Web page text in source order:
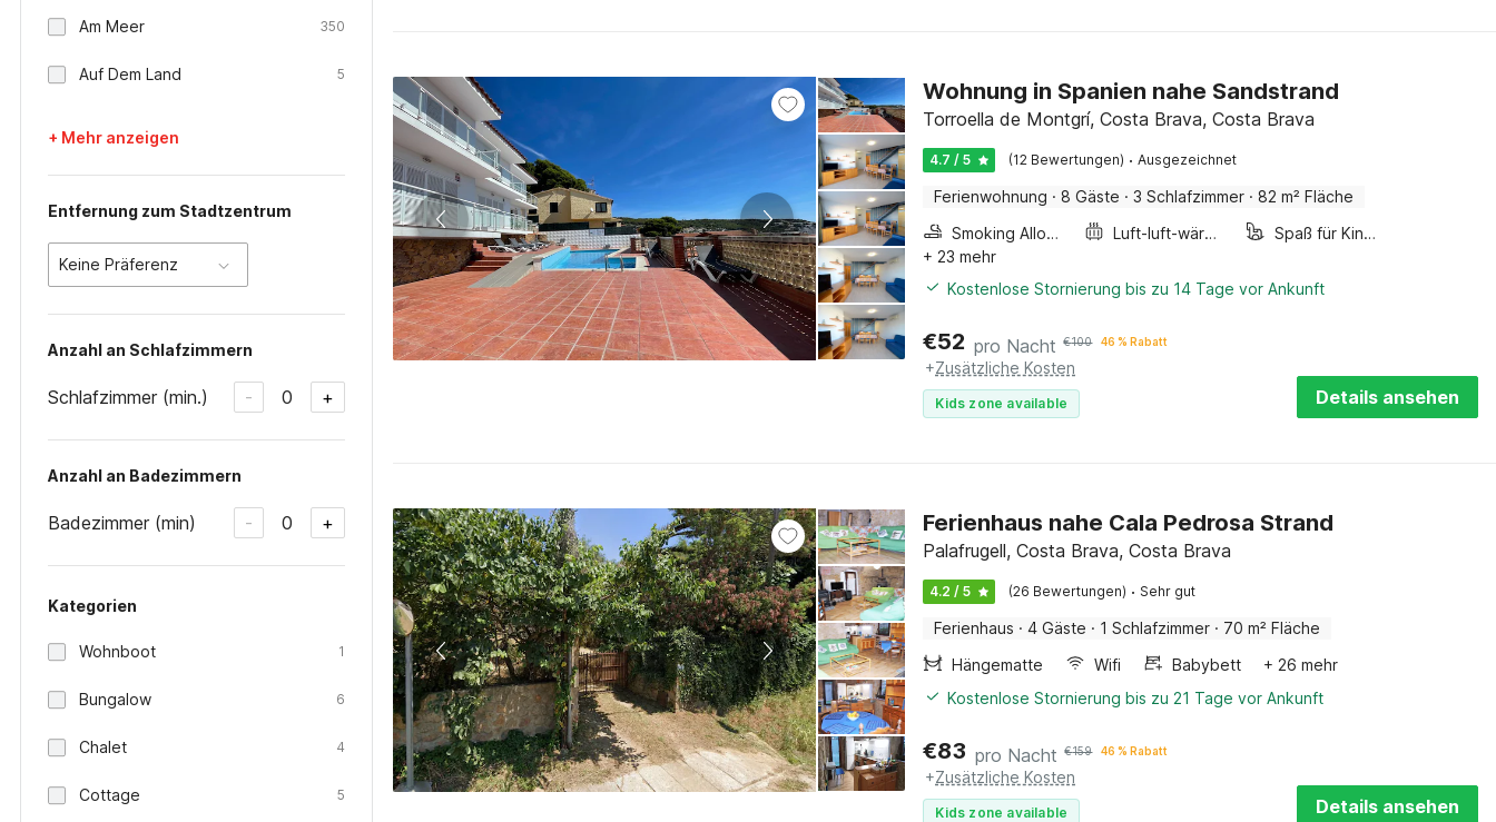
Am Meer 350
Auf Dem Land 5
+ Mehr anzeigen
Entfernung zum Stadtzentrum
Keine Präferenz
Anzahl an Schlafzimmern
Schlafzimmer (min.) - 0 +
Anzahl an Badezimmern
Badezimmer (min) - 0 +
Kategorien
Wohnboot 1
Bungalow 6
Chalet 4
Cottage 5
Wohnung in Spanien nahe Sandstrand
Torroella de Montgrí, Costa Brava, Costa Brava
4.7 / 5 (12 Bewertungen) · Ausgezeichnet
Ferienwohnung · 8 Gäste · 3 Schlafzimmer · 82 m² Fläche
Smoking Allowed
Luft-luft-wärmepumpe
Spaß für Kinder
+ 23 mehr
Kostenlose Stornierung bis zu 14 Tage vor Ankunft
€52 pro Nacht €100 46 % Rabatt
+Zusätzliche Kosten
Kids zone available Details ansehen
Ferienhaus nahe Cala Pedrosa Strand
Palafrugell, Costa Brava, Costa Brava
4.2 / 5 (26 Bewertungen) · Sehr gut
Ferienhaus · 4 Gäste · 1 Schlafzimmer · 70 m² Fläche
Hängematte
Wifi Babybett
+ 26 mehr
Kostenlose Stornierung bis zu 21 Tage vor Ankunft
€83 pro Nacht €159 46 % Rabatt
+Zusätzliche Kosten
Kids zone available Details ansehen